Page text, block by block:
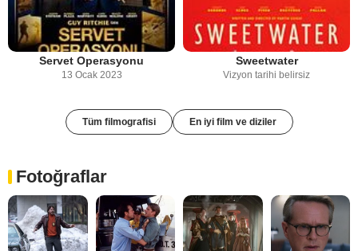
Servet Operasyonu
13 Ocak 2023
Sweetwater
Vizyon tarihi belirsiz
Tüm filmografisi En iyi film ve diziler
Fotoğraflar